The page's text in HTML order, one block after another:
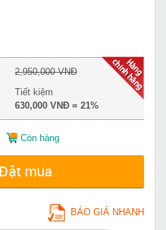
2,950,000 VNĐ
Tiết kiệm
630,000 VNĐ = 21%
Còn hàng
mua
BÁO GIÁ NHANH